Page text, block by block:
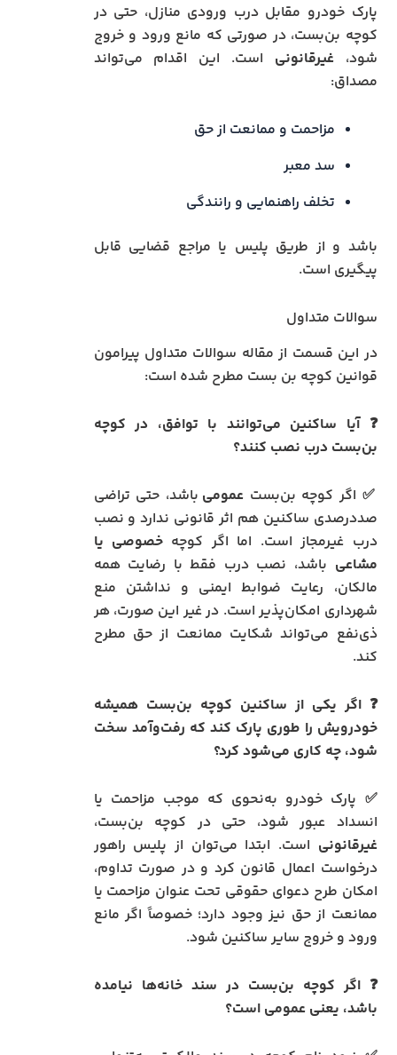
پارک خودرو مقابل درب ورودی منازل، حتی در
کوچه بن‌بست، در صورتی که مانع ورود و خروج
شود،غیرقانونی است. این اقدام می‌تواند
مصداق:
مزاحمت و ممانعت از حق
سد معبر
تخلف راهنمایی و رانندگی
باشد و از طریق پلیس یا مراجع قضایی قابل
پیگیری است.
سوالات متداول
در این قسمت از مقاله سوالات متداول پیرامون
قوانین کوچه بن بست مطرح شده است:
❓ آیا ساکنین می‌توانند با توافق، در کوچه
بن‌بست درب نصب کنند؟
✅ اگر کوچه بن‌بستعمومی باشد، حتی تراضی
صددرصدی ساکنین هم اثر قانونی ندارد و نصب
درب غیرمجاز است. اما اگر کوچهخصوصی یا
مشاعی باشد، نصب درب فقط با رضایت همه
مالکان، رعایت ضوابط ایمنی و نداشتن منع
شهرداری امکان‌پذیر است. در غیر این صورت، هر
ذی‌نفع می‌تواند شکایت ممانعت از حق مطرح
کند.
❓ اگر یکی از ساکنین کوچه بن‌بست همیشه
خودرویش را طوری پارک کند که رفت‌وآمد سخت
شود، چه کاری می‌شود کرد؟
✅ پارک خودرو به‌نحوی که موجب مزاحمت یا
انسداد عبور شود، حتی در کوچه بن‌بست،
غیرقانونی است. ابتدا می‌توان از پلیس راهور
درخواست اعمال قانون کرد و در صورت تداوم،
امکان طرح دعوای حقوقی تحت عنوان مزاحمت یا
ممانعت از حق نیز وجود دارد؛ خصوصاً اگر مانع
ورود و خروج سایر ساکنین شود.
❓ اگر کوچه بن‌بست در سند خانه‌ها نیامده
باشد، یعنی عمومی است؟